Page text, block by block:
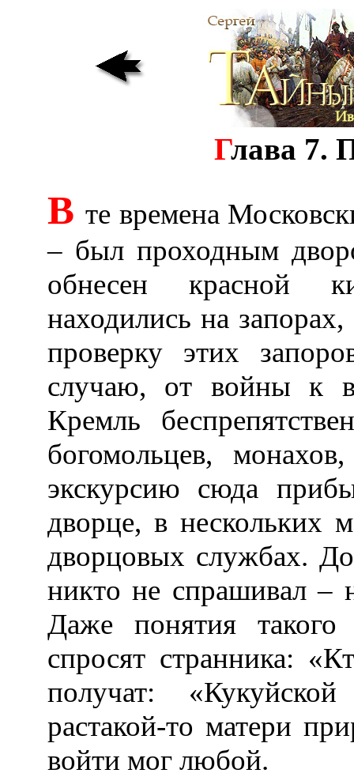
Глава 7.
Вте времена
– был проходным
обнесен красной
находились на
проверку этих
случаю, от войны к
Кремль
богомольцев,
экскурсию сюда
дворце, в нескольких
дворцовых службах.
никто не спрашивал –
Даже понятия
спросят странника:
получат:
растакой-то матери
войти мог любой.